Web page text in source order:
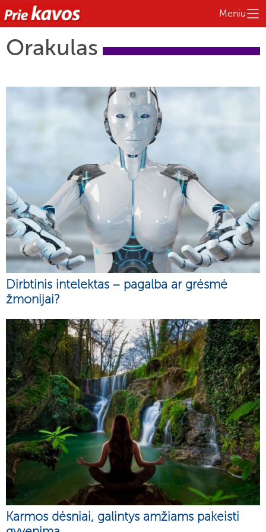
Meniu
Orakulas
Dirbtinis intelektas – pagalba ar grėsmė
žmonijai?
Karmos dėsniai, galintys amžiams pakeisti